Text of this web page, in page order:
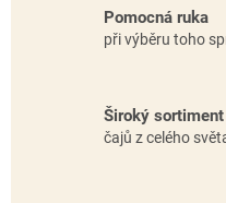
Pomocná ruka
při výběru toho
Široký sortiment
čajů z celého